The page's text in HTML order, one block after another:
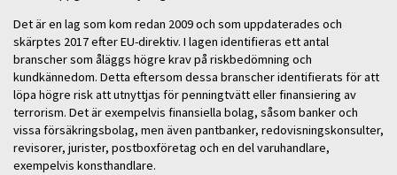
Det är en lag som kom redan 2009 och som uppdaterades och
skärptes 2017 efter EU-direktiv. I lagen identifieras ett antal
branscher som åläggs högre krav på riskbedömning och
kundkännedom. Detta eftersom dessa branscher identifierats för att
löpa högre risk att utnyttjas för penningtvätt eller finansiering av
terrorism. Det är exempelvis finansiella bolag, såsom banker och
vissa försäkringsbolag, men även pantbanker, redovisningskonsulter,
revisorer, jurister, postboxföretag och en del varuhandlare,
exempelvis konsthandlare.